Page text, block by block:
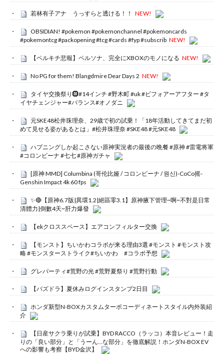
若林有子アナ うっすらと透ける！！ NEW!
OBSIDIAN! #pokemon #pokemonchannel #pokemoncards
#pokemontcg #packopening #tcg #cards #fyp #subscrib NEW!
【ペルキチ悲報】ペルソナ、完全にXBOXのモノになる NEW!
No PG for them! Blangdmire Dear Days 2 NEW!
タイヤ交換祭り🛞#14インチ #野木町 #uk #ビフォアーアフター #タ
イヤチェンジャー#バランス#オノダニ
元SKE48松井珠理奈、29歳で初の試乗！「18年活動してきてまだ初
めて見せる姿があるとは」#松井珠理奈 #SKE48 #元SKE48
ハプニングしか起こさない原神実況者の最後の晩餐 #原神 #雷電将軍
#コロンビーナ #七七 #原神ガチャ
[原神 MMD] Columbina (哥伦比娅 / コロンビーナ / 원신)-CoCo摇-
Genshin Impact 4k 60 fps
✨🔴【原神6.7版|異環1.2|絕區零3.1】原神腋下管理~啊~不對是日常
清體力|倒數4天~肝力爆發
【ekクロススペース】エアコンフィルター交換
【モンスト】ちいかわコラボが来る理由3選 #モンスト #モンスト攻
略 #モンスターストライク#ちいかわ #コラボ予想
グレパーティ#荒野の光 #荒野夏祭り #荒野行動
【パズドラ】夏休みログインスタンプ2日目
ホンダ新型N-BOXカスタムターボコーディネートスタイル内外装紹
介
【日産サクラ乗りが試乗】BYD RACCO（ラッコ）本音レビュー！走
りの「良い部分」と「うーん…な部分」を徹底解説！ホンダN-BOX EV
への影響も考察【BYD金沢】